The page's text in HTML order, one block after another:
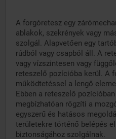
A forgóretesz egy
ablakok, szekrények vagy
szolgál. Alapvetően egy
rúdból vagy csapból áll. A
vagy vízszintesen vagy
reteszelő pozícióba kerül. A
működtetéssel a lengő
Ebben a reteszelő
megbízhatóan rögzíti a
egyszerű és hatásos
területekre történő belépés
biztonságához szolgálnak.